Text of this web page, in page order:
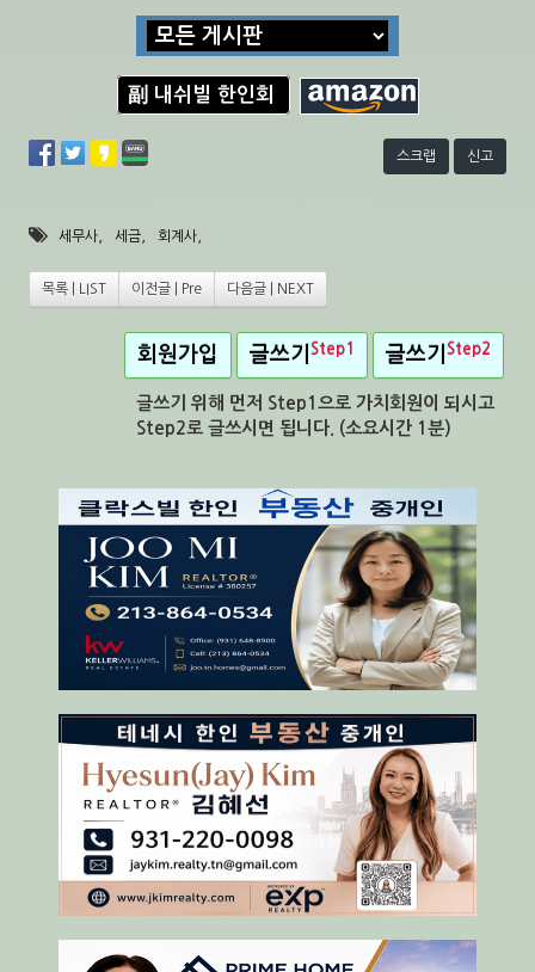
副 내쉬빌 한인회
스크랩 신고
세무사 세금 회계사
목록 | LIST 이전글 | Pre 다음글 | NEXT
회원가입 글쓰기 Step1 글쓰기 Step2
글쓰기 위해 먼저 Step1으로 가치회원이 되시고
Step2로 글쓰시면 됩니다. (소요시간 1분)